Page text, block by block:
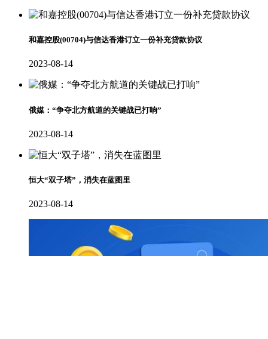
和嘉控股(00704)与信达香港订立一份补充贷款协议
2023-08-14
​俄媒：“争夺北方航道的关键战已打响”
2023-08-14
恒大“双子塔”，消失在蓝图里
2023-08-14